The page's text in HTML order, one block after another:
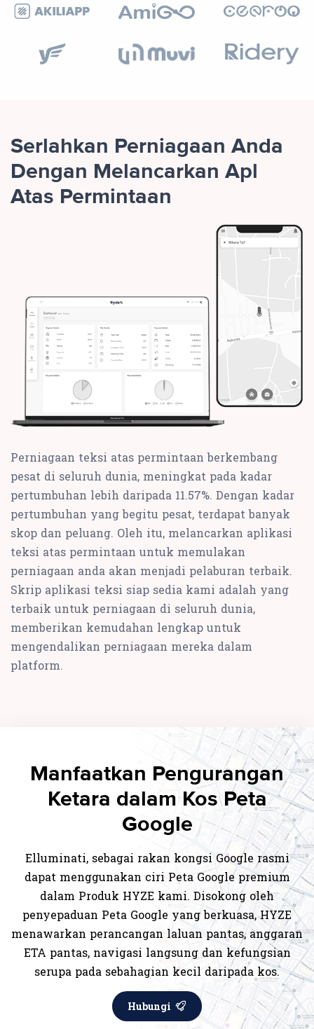
Serlahkan Perniagaan Anda
Dengan Melancarkan Apl
Atas Permintaan
Perniagaan teksi atas permintaan berkembang
pesat di seluruh dunia, meningkat pada kadar
pertumbuhan lebih daripada 11.57%. Dengan kadar
pertumbuhan yang begitu pesat, terdapat banyak
skop dan peluang. Oleh itu, melancarkan aplikasi
teksi atas permintaan untuk memulakan
perniagaan anda akan menjadi pelaburan terbaik.
Skrip aplikasi teksi siap sedia kami adalah yang
terbaik untuk perniagaan di seluruh dunia,
memberikan kemudahan lengkap untuk
mengendalikan perniagaan mereka dalam
platform.
Manfaatkan Pengurangan
Ketara dalam Kos Peta
Google
Elluminati, sebagai rakan kongsi Google rasmi
dapat menggunakan ciri Peta Google premium
dalam Produk HYZE kami. Disokong oleh
penyepaduan Peta Google yang berkuasa, HYZE
menawarkan perancangan laluan pantas, anggaran
ETA pantas, navigasi langsung dan kefungsian
serupa pada sebahagian kecil daripada kos.
Hubungi